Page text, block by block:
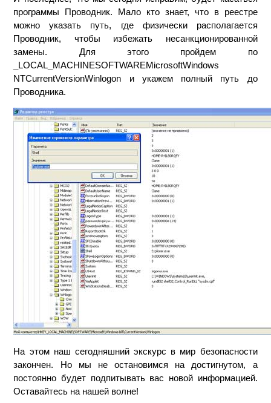
программы Проводник. Мало кто знает, что в реестре
можно указать путь, где физически располагается
Проводник, чтобы избежать несанкционированной
замены. Для этого пройдем по
_LOCAL_MACHINESOFTWAREMicrosoftWindows
NTCurrentVersionWinlogon и укажем полный путь до
Проводника.
На этом наш сегодняшний экскурс в мир безопасности
закончен. Но мы не остановимся на достигнутом, а
постоянно будет подпитывать вас новой информацией.
Оставайтесь на нашей волне!